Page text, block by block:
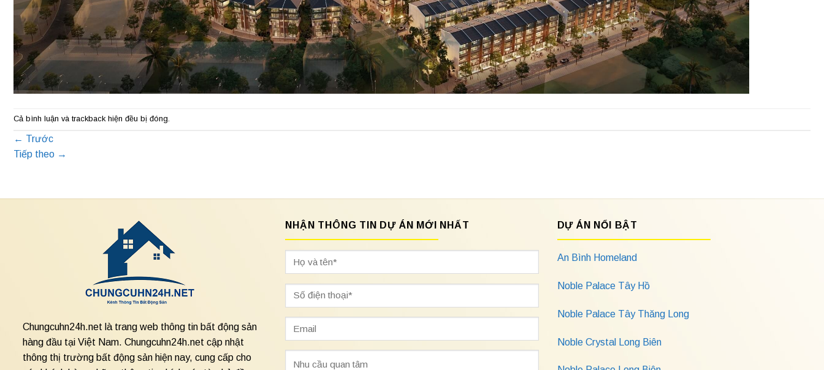
Cả bình luận và trackback hiện đều bị đóng.
← Trước
Tiếp theo →
Chungcuhn24h.net là trang web thông tin bất động sản
hàng đầu tại Việt Nam. Chungcuhn24h.net cập nhật
thông thị trường bất động sản hiện nay, cung cấp cho
NHẬN THÔNG TIN DỰ ÁN MỚI NHẤT DỰ ÁN NỔI BẬT
An Bình Homeland
Noble Palace Tây Hồ
Noble Palace Tây Thăng Long
Noble Crystal Long Biên